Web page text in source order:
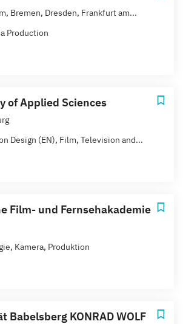
Bremen, Dresden, Frankfurt am...
Production
of Applied Sciences
Design (EN), Film, Television and...
Film- und Fernsehakademie
Kamera, Produktion
Babelsberg KONRAD WOLF